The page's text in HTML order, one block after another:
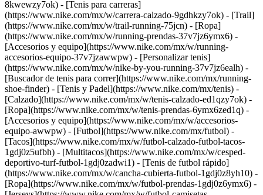
8kwewzy7ok) - [Tenis para carreras]
(https://www.nike.com/mx/w/carrera-calzado-9gdhkzy7ok) - [Trail]
(https://www.nike.com/mx/w/trail-running-75jcn) - [Ropa]
(https://www.nike.com/mx/w/running-prendas-37v7jz6ymx6) -
[Accesorios y equipo](https://www.nike.com/mx/w/running-
accesorios-equipo-37v7jzawwpw) - [Personalizar tenis]
(https://www.nike.com/mx/w/nike-by-you-running-37v7jz6ealh) -
[Buscador de tenis para correr](https://www.nike.com/mx/running-
shoe-finder) - [Tenis y Padel](https://www.nike.com/mx/tenis) -
[Calzado](https://www.nike.com/mx/w/tenis-calzado-ed1qzy7ok) -
[Ropa](https://www.nike.com/mx/w/tenis-prendas-6ymx6zed1q) -
[Accesorios y equipo](https://www.nike.com/mx/w/accesorios-
equipo-awwpw) - [Futbol](https://www.nike.com/mx/futbol) -
[Tacos](https://www.nike.com/mx/w/futbol-calzado-futbol-tacos-
1gdj0z5ufbh) - [Multitacos](https://www.nike.com/mx/w/cesped-
deportivo-turf-futbol-1gdj0zadwi1) - [Tenis de futbol rápido]
(https://www.nike.com/mx/w/cancha-cubierta-futbol-1gdj0z8yh10) -
[Ropa](https://www.nike.com/mx/w/futbol-prendas-1gdj0z6ymx6) -